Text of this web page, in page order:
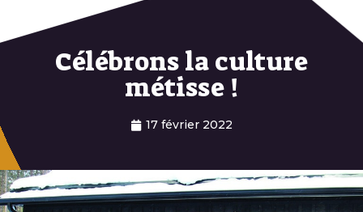
Célébrons la culture
métisse !
17 février 2022